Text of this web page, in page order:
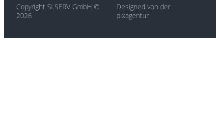
Copyright SI.SERV GmbH ©
2026
Designed von der
pixagentur